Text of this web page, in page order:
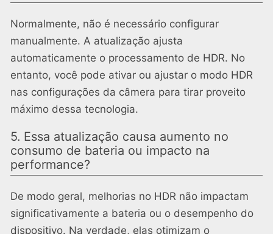
Normalmente, não é necessário configurar
manualmente. A atualização ajusta
automaticamente o processamento de HDR. No
entanto, você pode ativar ou ajustar o modo HDR
nas configurações da câmera para tirar proveito
máximo dessa tecnologia.
5. Essa atualização causa aumento no
consumo de bateria ou impacto na
performance?
De modo geral, melhorias no HDR não impactam
significativamente a bateria ou o desempenho do
dispositivo. Na verdade, elas otimizam o